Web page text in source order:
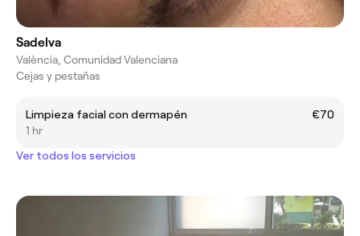
Sadelva
València, Comunidad Valenciana
Cejas y pestañas
Limpieza facial con dermapén
€70
1 hr
Ver todos los servicios